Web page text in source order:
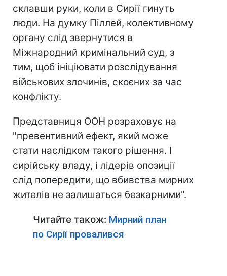
склавши руки, коли в Сирії гинуть
люди. На думку Піллей, колективному
органу слід звернутися в
Міжнародний кримінальний суд, з
тим, щоб ініціювати розслідування
військових злочинів, скоєних за час
конфлікту.
Представниця ООН розраховує на
"превентивний ефект, який може
стати наслідком такого рішення. І
сирійську владу, і лідерів опозиції
слід попередити, що вбивства мирних
жителів не залишаться безкарними".
Читайте також: Мирний план
по Сирії провалився